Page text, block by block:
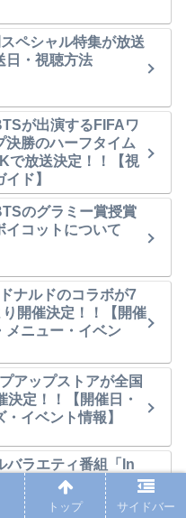
ペシャル特集が放送
日・視聴方法
が出演するFIFAワ
決勝のハーフタイム
で放送決定！！【視
ド】
のグラミー賞授賞
イコットについて
ナルドのコラボが7
り開催決定！！【開催
メニュー・イベン
アップストアが全国
決定！！【開催日・
イベント情報】
バラエティ番組「In
ver.」が日本語字
決定！！放送日・視
トップ サイドバー